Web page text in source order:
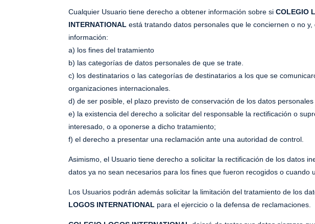
Cualquier Usuario tiene derecho a obtener información sobre siCOLEGIO
INTERNATIONAL está tratando datos personales que le conciernen o no
información:
a) los fines del tratamiento
b) las categorías de datos personales de que se trate.
c) los destinatarios o las categorías de destinatarios a los que se
organizaciones internacionales.
d) de ser posible, el plazo previsto de conservación de los datos
e) la existencia del derecho a solicitar del responsable la rectificación o
interesado, o a oponerse a dicho tratamiento;
f) el derecho a presentar una reclamación ante una autoridad de control.
Asimismo, el Usuario tiene derecho a solicitar la rectificación de los datos
datos ya no sean necesarios para los fines que fueron recogidos o
Los Usuarios podrán además solicitar la limitación del tratamiento de los
LOGOS INTERNATIONAL para el ejercicio o la defensa de reclamaciones.